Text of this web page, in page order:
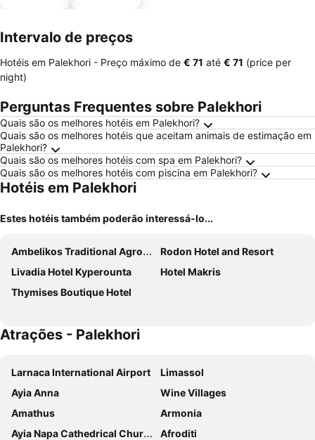
Intervalo de preços
Hotéis em Palekhori - Preço máximo de ‎€ 71 até ‎€ 71 (price per
night)
Perguntas Frequentes sobre Palekhori
Quais são os melhores hotéis em Palekhori?
Quais são os melhores hotéis que aceitam animais de estimação em
Palekhori?
Quais são os melhores hotéis com spa em Palekhori?
Quais são os melhores hotéis com piscina em Palekhori?
Hotéis em Palekhori
Estes hotéis também poderão interessá-lo...
Ambelikos Traditional Agrohotel
Rodon Hotel and Resort
Livadia Hotel Kyperounta
Hotel Makris
Thymises Boutique Hotel
Atrações - Palekhori
Larnaca International Airport
Limassol
Ayia Anna
Wine Villages
Amathus
Armonia
Ayia Napa Cathedrical Church
Afroditi